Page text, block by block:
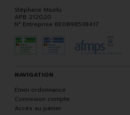
Stéphane Mazilu
APB 212020
N° Entreprise BE0898538417
NAVIGATION
Envoi ordonnance
Connexion compte
Accès au panier